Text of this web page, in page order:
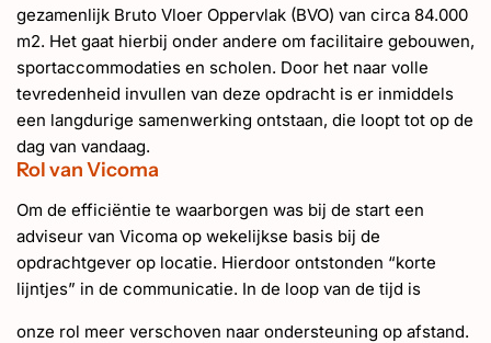
gezamenlijk Bruto Vloer Oppervlak (BVO) van circa 84.000
m2. Het gaat hierbij onder andere om facilitaire gebouwen,
sportaccommodaties en scholen. Door het naar volle
tevredenheid invullen van deze opdracht is er inmiddels
een langdurige samenwerking ontstaan, die loopt tot op de
dag van vandaag.
Rol van Vicoma
Om de efficiëntie te waarborgen was bij de start een
adviseur van Vicoma op wekelijkse basis bij de
opdrachtgever op locatie. Hierdoor ontstonden “korte
lijntjes” in de communicatie. In de loop van de tijd is
onze rol meer verschoven naar ondersteuning op afstand.